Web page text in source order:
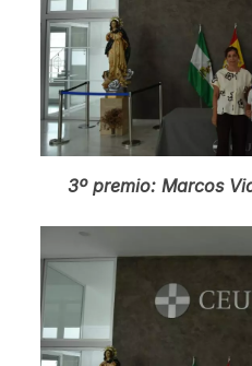
3º premio: Marcos